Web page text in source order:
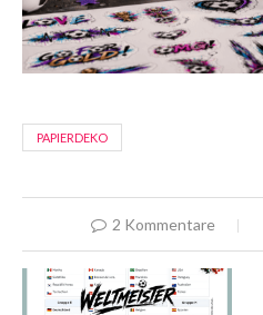
PAPIERDEKO
2 Kommentare